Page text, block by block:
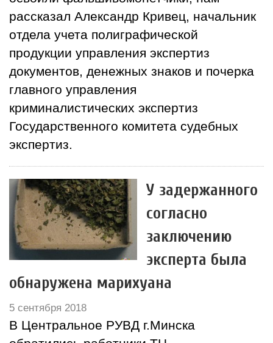
рассказал Александр Кривец, начальник
отдела учета полиграфической
продукции управления экспертиз
документов, денежных знаков и почерка
главного управления
криминалистических экспертиз
Государственного комитета судебных
экспертиз.
У задержанного
согласно
заключению
эксперта была
обнаружена марихуана
5 сентября 2018
В Центральное РУВД г.Минска